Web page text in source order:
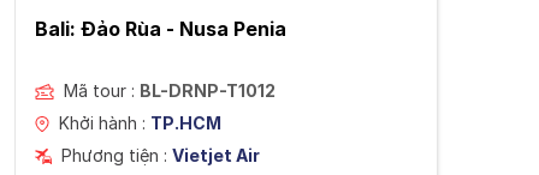
Bali: Đảo Rùa - Nusa Penia
Mã tour : BL-DRNP-T1012
Khởi hành : TP.HCM
Phương tiện : Vietjet Air